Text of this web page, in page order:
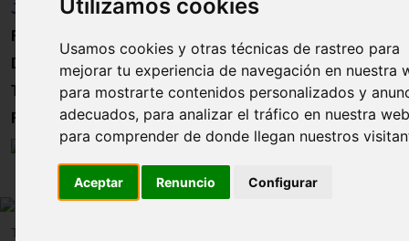
Utilizamos cookies
Usamos cookies y otras técnicas de rastreo para
mejorar tu experiencia de navegación en nuestra
para mostrarte contenidos personalizados y
adecuados, para analizar el tráfico en nuestra
para comprender de donde llegan nuestros
Aceptar Renuncio Configurar
Juguetes
Formación
Directorio
Trabajo
Registro
Tienda